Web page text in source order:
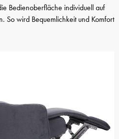
Bedienoberfläche individuell auf
So wird Bequemlichkeit und Komfort